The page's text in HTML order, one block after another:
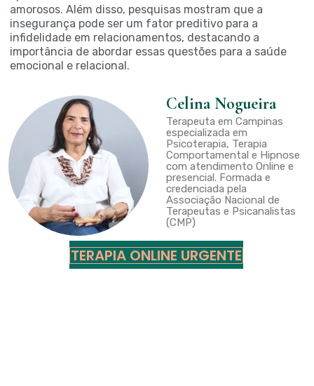
amorosos. Além disso, pesquisas mostram que a
insegurança pode ser um fator preditivo para a
infidelidade em relacionamentos, destacando a
importância de abordar essas questões para a saúde
emocional e relacional.
Celina Nogueira
Terapeuta em Campinas
especializada em
Psicoterapia, Terapia
Comportamental e Hipnose
com atendimento Online e
presencial. Formada e
credenciada pela
Associação Nacional de
Terapeutas e Psicanalistas
(CMP)
TERAPIA ONLINE URGENTE